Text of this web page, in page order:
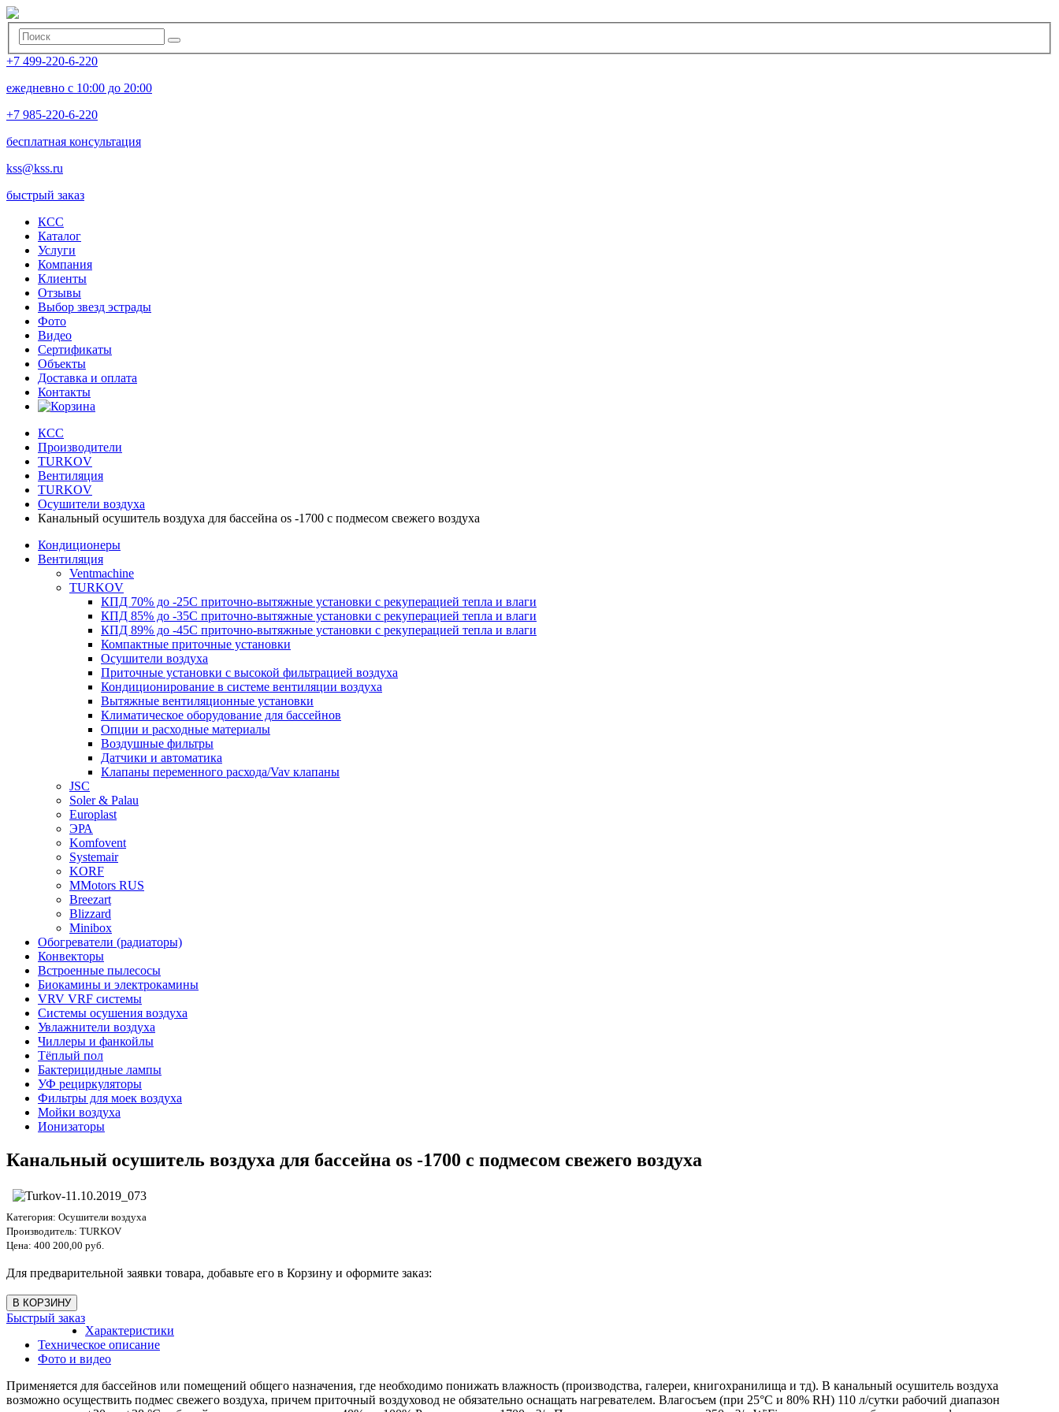
+7 499-220-6-220
ежедневно с 10:00 до 20:00
+7 985-220-6-220
бесплатная консультация
kss@kss.ru
быстрый заказ
КСС
Каталог
Услуги
Компания
Клиенты
Oтзывы
Выбор звезд эстрады
Фото
Видео
Сертификаты
Объекты
Доставка и оплата
Контакты
КСС
Производители
TURKOV
Вентиляция
TURKOV
Осушители воздуха
Канальный осушитель воздуха для бассейна os -1700 с подмесом свежего воздуха
Кондиционеры
Вентиляция
Ventmachine
TURKOV
КПД 70% до -25С приточно-вытяжные установки с рекуперацией тепла и влаги
КПД 85% до -35C приточно-вытяжные установки с рекуперацией тепла и влаги
КПД 89% до -45C приточно-вытяжные установки с рекуперацией тепла и влаги
Компактные приточные установки
Осушители воздуха
Приточные установки с высокой фильтрацией воздуха
Кондиционирование в системе вентиляции воздуха
Вытяжные вентиляционные установки
Климатическое оборудование для бассейнов
Опции и расходные материалы
Воздушные фильтры
Датчики и автоматика
Клапаны переменного расхода/Vav клапаны
JSC
Soler & Palau
Europlast
ЭРА
Komfovent
Systemair
KORF
MMotors RUS
Breezart
Blizzard
Minibox
Обогреватели (радиаторы)
Конвекторы
Встроенные пылесосы
Биокамины и электрокамины
VRV VRF системы
Системы осушения воздуха
Увлажнители воздуха
Чиллеры и фанкойлы
Тёплый пол
Бактерицидные лампы
УФ рециркуляторы
Фильтры для моек воздуха
Мойки воздуха
Ионизаторы
Канальный осушитель воздуха для бассейна os -1700 с подмесом свежего воздуха
Категория: Осушители воздуха
Производитель: TURKOV
Цена: 400 200,00 руб.
Для предварительной заявки товара, добавьте его в Корзину и оформите заказ:
Быстрый заказ
Характеристики
Техническое описание
Фото и видео
Применяется для бассейнов или помещений общего назначения, где необходимо понижать влажность (производства, галереи, книгохранилища и тд). В канальный осушитель воздуха
возможно осуществить подмес свежего воздуха, причем приточный воздуховод не обязательно оснащать нагревателем. Влагосъем (при 25°C и 80% RH) 110 л/сутки рабочий диапазон